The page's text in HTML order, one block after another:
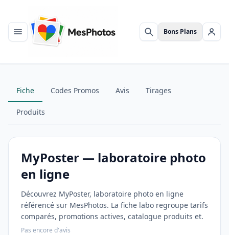
Menu Rechercher
Bons Plans Se
Fiche Codes Promos Avis Tirages
Produits
MyPoster — laboratoire photo
en ligne
Découvrez MyPoster, laboratoire photo en ligne
référencé sur MesPhotos. La fiche labo regroupe tarifs
comparés, promotions actives, catalogue produits et.
Pas encore d'avis